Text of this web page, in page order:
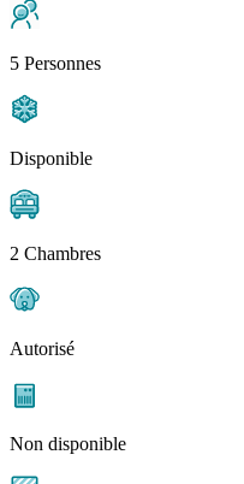
5 Personnes
Disponible
2 Chambres
Autorisé
Non disponible